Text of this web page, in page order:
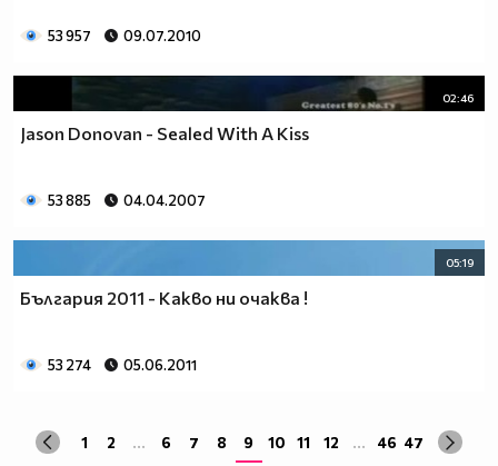
53 957 09.07.2010
02:46
Jason Donovan - Sealed With A Kiss
53 885 04.04.2007
05:19
България 2011 - Какво ни очаква !
53 274 05.06.2011
1 2 ... 6 7 8 9 10 11 12 ... 46 47